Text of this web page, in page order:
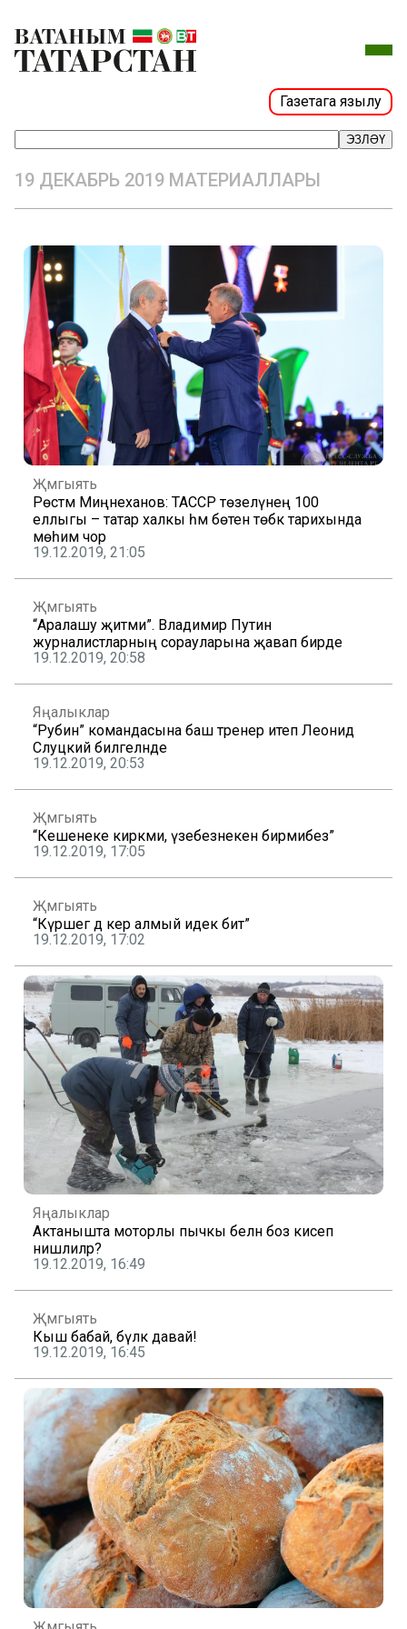
Газетага язылу
ЭЗЛӘҮ
19 ДЕКАБРЬ 2019 МАТЕРИАЛЛАРЫ
Җәмгыять
Рөстәм Миңнеханов: ТАССР төзелүнең 100
еллыгы – татар халкы һәм бөтен төбәк тарихында
мөһим чор
19.12.2019, 21:05
Җәмгыять
“Аралашу җитми”. Владимир Путин
журналистларның сорауларына җавап бирде
19.12.2019, 20:58
Яңалыклар
“Рубин” командасына баш тренер итеп Леонид
Слуцкий билгеләнде
19.12.2019, 20:53
Җәмгыять
“Кешенеке кирәкми, үзебезнекен бирмибез”
19.12.2019, 17:05
Җәмгыять
“Күршегә дә керә алмый идек бит”
19.12.2019, 17:02
Яңалыклар
Актанышта моторлы пычкы белән боз кисеп
нишлиләр?
19.12.2019, 16:49
Җәмгыять
Кыш бабай, бүләк давай!
19.12.2019, 16:45